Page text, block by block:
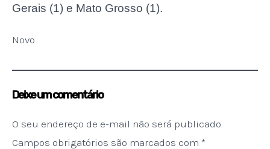
Gerais (1) e Mato Grosso (1).
Novo
Deixe um comentário
O seu endereço de e-mail não será publicado.
Campos obrigatórios são marcados com *